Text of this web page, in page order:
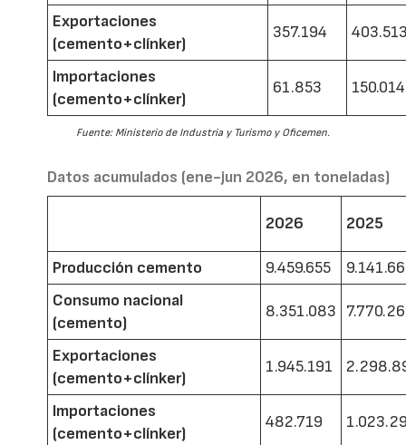
Exportaciones
(cemento+clínker)
357.194
Importaciones
(cemento+clínker)
61.853 150.014
Fuente: Ministerio de Industria y Turismo y Oficemen.
Datos acumulados (ene-jun 2026, en toneladas)
2026 2025
Producción cemento 9.459.655
Consumo nacional
(cemento)
8.351.083
Exportaciones
(cemento+clínker)
1.945.191
Importaciones
(cemento+clínker)
482.719